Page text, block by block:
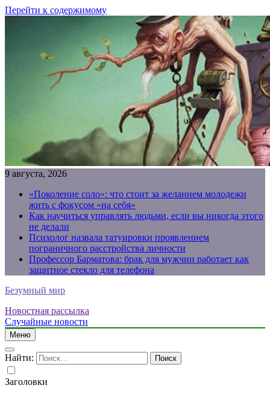
Перейти к содержимому
9 августа, 2026
«Поколение соло»: что стоит за желанием молодежи
жить с фокусом «на себя»
Как научиться управлять людьми, если вы никогда этого
не делали
Психолог назвала татуировки проявлением
пограничного расстройства личности
Профессор Барматова: брак для мужчин работает как
защитное стекло для телефона
Безумный мир
Новостная рассылка
Случайные новости
Меню
Найти:
Заголовки